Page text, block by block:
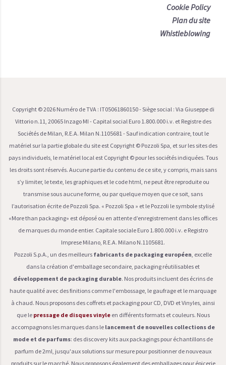
Cookie Policy
Plan du site
Whistleblowing
Copyright ©2026 Numéro de TVA : IT05061860150 - Siège social : Via Giuseppe di
Vittorio n.11, 20065 Inzago MI - Capital social Euro 1.800.000 i.v. et Registre des
Sociétés de Milan, R.E.A. Milan N.1105681 - Sauf indication contraire, tout le
matériel sur la partie globale du site est Copyright © Pozzoli Spa, et sur les sites des
pays individuels, le matériel local est Copyright © pour les sociétés indiquées. Tous
les droits sont réservés. Aucune partie du contenu de ce site, y compris, mais sans
s’y limiter, le texte, les graphiques et le code html, ne peut être reproduite ou
transmise sous aucune forme, ou par quelque moyen que ce soit, sans
l’autorisation écrite de Pozzoli Spa. « Pozzoli Spa » et le Pozzoli le symbole stylisé
«More than packaging» est déposé ou en attente d’enregistrement dans les offices
de marques du monde entier. Capitale sociale Euro 1.800.000 i.v. e Registro
Imprese Milano, R.E.A. Milano N.1105681.
Pozzoli S.p.A., un des meilleurs fabricants de packaging européen, excelle
dans la création d'emballage secondaire, packaging réutilisables et
développement de packaging durable. Nos produits incluent des écrins de
haute qualité avec des finitions comme l'embossage, le gaufrage et le marquage
à chaud. Nous proposons des coffrets et packaging pour CD, DVD et Vinyles, ainsi
que le pressage de disques vinyleen différents formats et couleurs. Nous
accompagnons les marques dans le lancement de nouvelles collections de
mode et de parfums: des discovery kits aux packagings pour échantillons de
parfum de 2ml, jusqu'aux solutions sur mesure pour positionner de nouveaux
produits sur le marché. Nous proposons également des emballages pour épicerie